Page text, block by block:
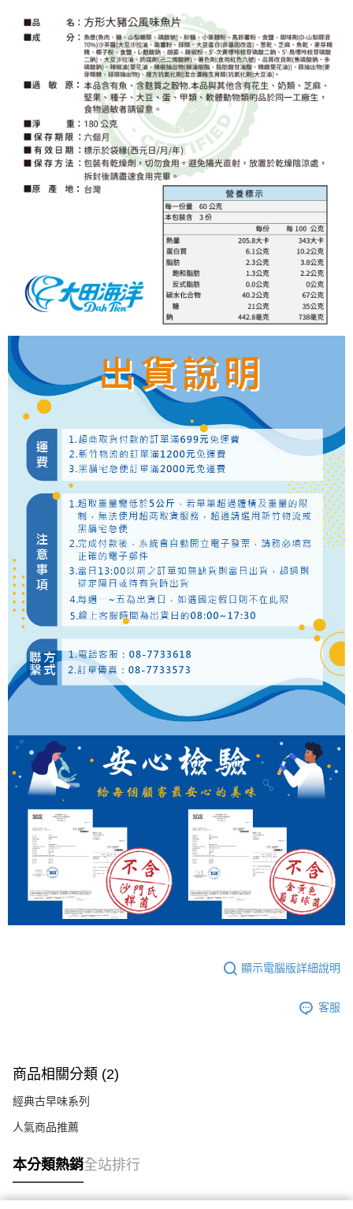
顯示電腦版詳細說明
客服
商品相關分類 (2)
經典古早味系列
人氣商品推薦
本分類熱銷全站排行